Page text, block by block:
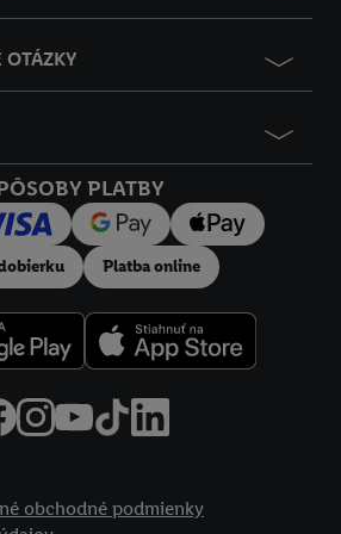
OTÁZKY
PLATBY
Platba online
obchodné podmienky